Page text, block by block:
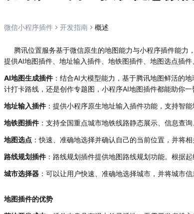
微信小程序插件 开发指南 概述
腾讯位置服务基于微信原生的地图能力与小程序插件能力
提供AI地图插件、地址输入插件、地铁图插件、地图选点插
AI地图生成插件 ：结合AI大模型能力，基于腾讯地图鲜活的
计打卡路线，还是创作专题图，小程序AI地图插件都能助你
地址输入插件 ：提供小程序原生地址输入插件功能，支持智
地铁图插件 ：支持全国重点城市地铁线路静态展示、信息查询
地图选点 ：快速、准确地选择并确认自己的当前位置，并将
路线规划插件 ：路线规划插件提供地图路线规划功能。根据
城市选择器 ：可以让用户快速、准确地选择城市，并将城市
地图插件的优势